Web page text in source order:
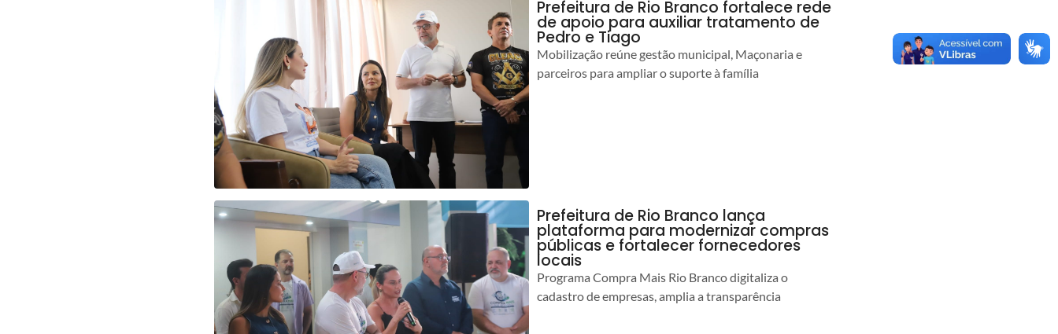
Prefeitura de Rio Branco fortalece rede
de apoio para auxiliar tratamento de
Pedro e Tiago
Mobilização reúne gestão municipal, Maçonaria e
parceiros para ampliar o suporte à família
Prefeitura de Rio Branco lança
plataforma para modernizar compras
públicas e fortalecer fornecedores
locais
Programa Compra Mais Rio Branco digitaliza o
cadastro de empresas, amplia a transparência